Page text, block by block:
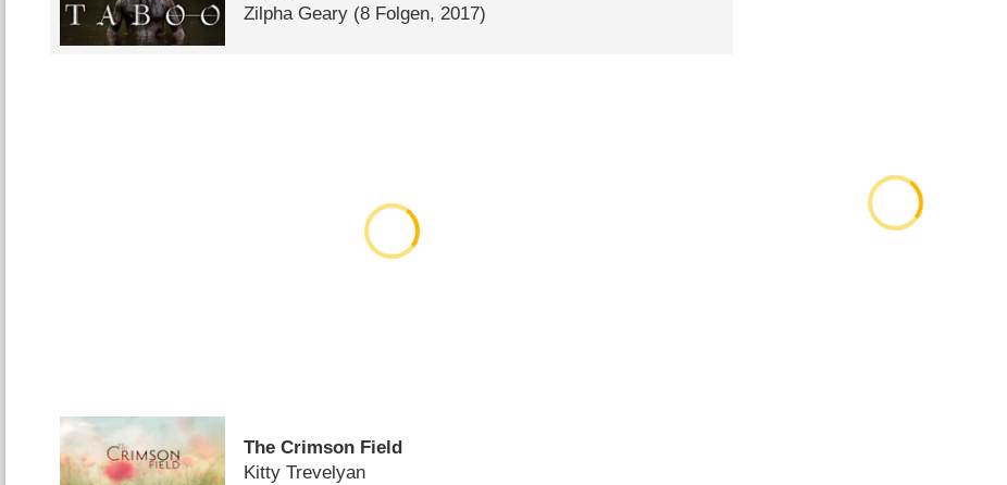
Zilpha Geary (8 Folgen, 2017)
The Crimson Field
Kitty Trevelyan